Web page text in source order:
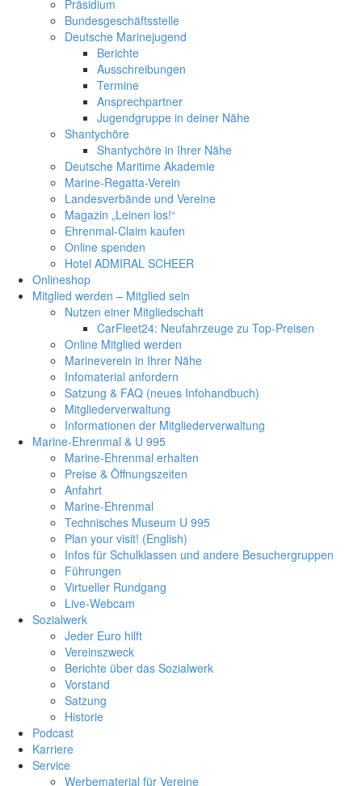
Präsidium
Bundesgeschäftsstelle
Deutsche Marinejugend
Berichte
Ausschreibungen
Termine
Ansprechpartner
Jugendgruppe in deiner Nähe
Shantychöre
Shantychöre in Ihrer Nähe
Deutsche Maritime Akademie
Marine-Regatta-Verein
Landesverbände und Vereine
Magazin „Leinen los!“
Ehrenmal-Claim kaufen
Online spenden
Hotel ADMIRAL SCHEER
Onlineshop
Mitglied werden – Mitglied sein
Nutzen einer Mitgliedschaft
CarFleet24: Neufahrzeuge zu Top-Preisen
Online Mitglied werden
Marineverein in Ihrer Nähe
Infomaterial anfordern
Satzung & FAQ (neues Infohandbuch)
Mitgliederverwaltung
Informationen der Mitgliederverwaltung
Marine-Ehrenmal & U 995
Marine-Ehrenmal erhalten
Preise & Öffnungszeiten
Anfahrt
Marine-Ehrenmal
Technisches Museum U 995
Plan your visit! (English)
Infos für Schulklassen und andere Besuchergruppen
Führungen
Virtueller Rundgang
Live-Webcam
Sozialwerk
Jeder Euro hilft
Vereinszweck
Berichte über das Sozialwerk
Vorstand
Satzung
Historie
Podcast
Karriere
Service
Werbematerial für Vereine